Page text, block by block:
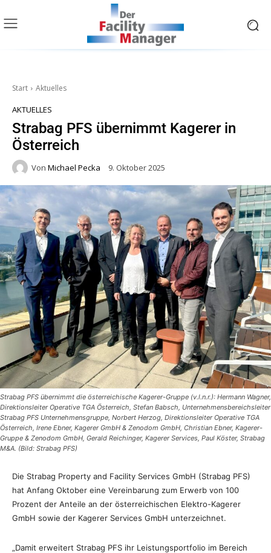
Start Aktuelles
AKTUELLES
Strabag PFS übernimmt Kagerer in
Österreich
Von Michael Pecka 9. Oktober 2025
Strabag PFS übernimmt die österreichische Kagerer-Gruppe (v.l.n.r.): Hermann Wagner,
Direktionsleiter Operative TGA Österreich, Stefan Babsch, Unternehmensbereichsleiter
Strabag PFS Unternehmensgruppe, Norbert Herzog, Direktionsleiter Operative TGA
Österreich, Irene Ebner, Kagerer GmbH & Zenodom GmbH, Christian Ebner, Kagerer-
Gruppe & Zenodom GmbH, Gerald Reichinger, Kagerer Services, Paul Köster, Strabag
M&A. (Bild: Strabag PFS)
Die Strabag Property and Facility Services GmbH (Strabag PFS)
hat Anfang Oktober eine Vereinbarung zum Erwerb von 100
Prozent der Anteile an der österreichischen Elektro-Kagerer
GmbH sowie der Kagerer Services GmbH unterzeichnet.
„Damit erweitert Strabag PFS ihr Leistungsportfolio im Bereich